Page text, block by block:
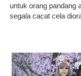
untuk orang pandang
segala cacat cela